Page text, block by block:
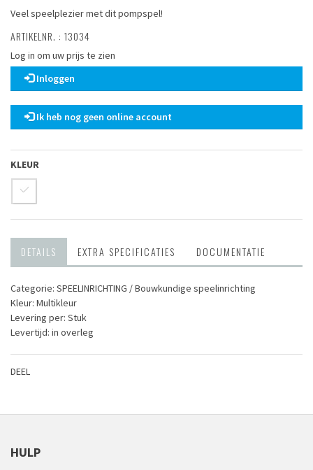
Veel speelplezier met dit pompspel!
ARTIKELNR. : 13034
Log in om uw prijs te zien
Inloggen
Ik heb nog geen online account
KLEUR
DETAILS EXTRA SPECIFICATIES DOCUMENTATIE
Categorie: SPEEL­INRICHTING / Bouwkundige speelinrichting
Kleur: Multikleur
Levering per: Stuk
Levertijd: in overleg
DEEL
HULP